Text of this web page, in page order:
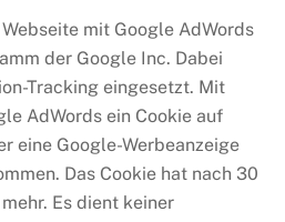
mit Google AdWords
der Google Inc. Dabei
Tracking eingesetzt. Mit
AdWords ein Cookie auf
eine Google-Werbeanzeige
Das Cookie hat nach 30
Es dient keiner